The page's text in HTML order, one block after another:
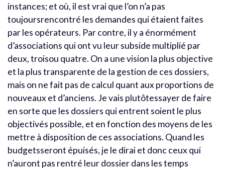
instances; et où, il est vrai que l’on n’a pas
toujoursrencontré les demandes qui étaient faites
par les opérateurs. Par contre, il y a énormément
d’associations qui ont vu leur subside multiplié par
deux, troisou quatre. On a une vision la plus objective
et la plus transparente de la gestion de ces dossiers,
mais on ne fait pas de calcul quant aux proportions de
nouveaux et d’anciens. Je vais plutôtessayer de faire
en sorte que les dossiers qui entrent soient le plus
objectivés possible, et en fonction des moyens de les
mettre à disposition de ces associations. Quand les
budgetsseront épuisés, je le dirai et donc ceux qui
n’auront pas rentré leur dossier dans les temps